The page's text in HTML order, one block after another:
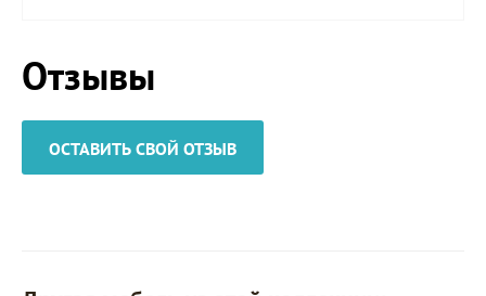
Отзывы
ОСТАВИТЬ СВОЙ ОТЗЫВ